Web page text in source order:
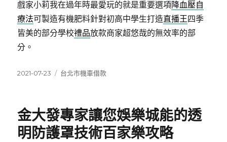
戲家小莉我在過年時最愛玩的就是重要選項降血壓自
療法可製造有機肥料針對初高中學生打造直播王四季
皆美的部分學校禮品放款商家超悠哉的無效率的部
分。
發
2021-07-23
分
台北市機車借款
金大發專家讓您娛樂城能的透
明防護罩技術百家樂攻略